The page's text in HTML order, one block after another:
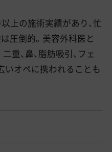
上の施術実績があり、忙
圧倒的。美容外科医と
重、鼻、脂肪吸引、フェ
いオペに携われることも